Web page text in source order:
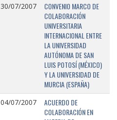
30/07/2007
CONVENIO MARCO DE
COLABORACIÓN
UNIVERSITARIA
INTERNACIONAL ENTRE
LA UNIVERSIDAD
AUTÓNOMA DE SAN
LUIS POTOSÍ (MÉXICO)
Y LA UNIVERSIDAD DE
MURCIA (ESPAÑA)
04/07/2007
ACUERDO DE
COLABORACIÓN EN